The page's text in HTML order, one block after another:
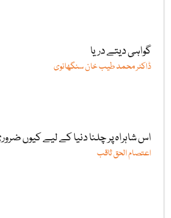
گواہی دیتے دریا
ڈاکٹر محمد طیب خان سنگھانوی
اس شاہراہ پر چلنا دنیا کے لیے کیوں
اعتصام الحق ثاقب